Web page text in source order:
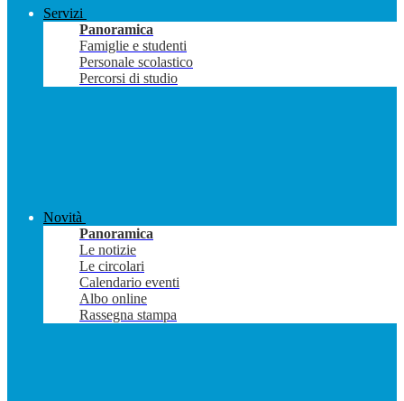
Servizi
Panoramica
Famiglie e studenti
Personale scolastico
Percorsi di studio
Novità
Panoramica
Le notizie
Le circolari
Calendario eventi
Albo online
Rassegna stampa